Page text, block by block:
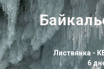
Листвянка -
6